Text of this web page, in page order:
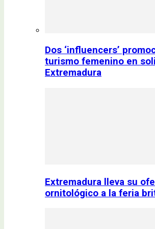
Dos ‘influencers’
turismo femenino en
Extremadura
Extremadura lleva su
ornitológico a la feria